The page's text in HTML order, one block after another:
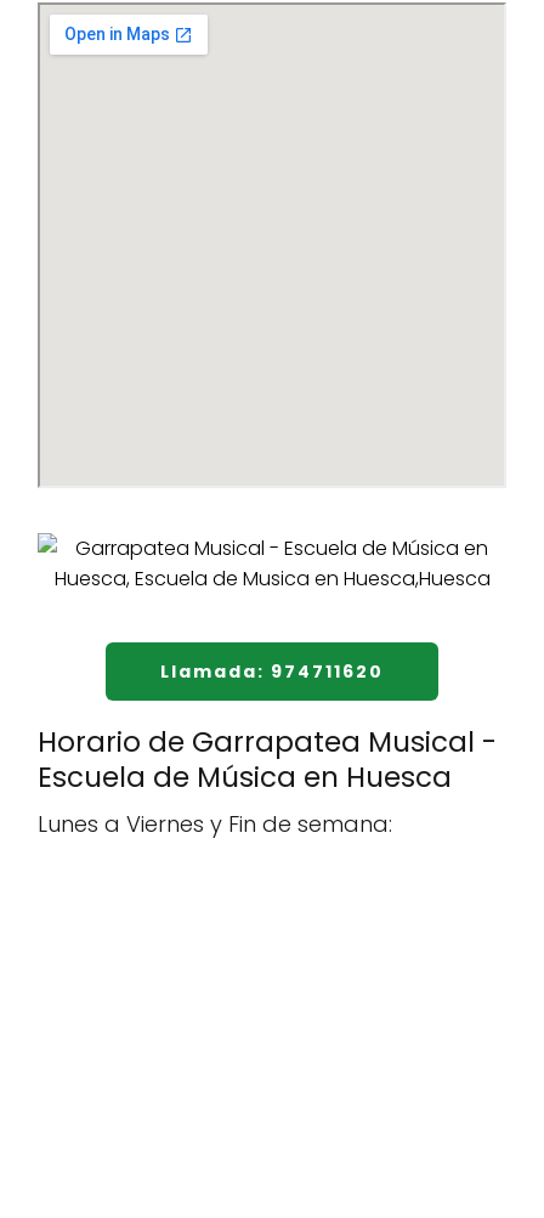
Llamada: 974711620
Horario de Garrapatea Musical -
Escuela de Música en Huesca
Lunes a Viernes y Fin de semana: